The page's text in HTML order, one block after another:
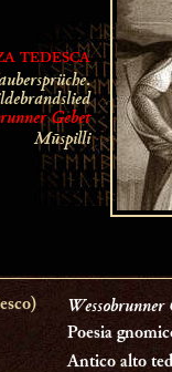
TEDESCA
.
Gebet
Mūspilli
Wessobrunner
Poesia
Antico alto